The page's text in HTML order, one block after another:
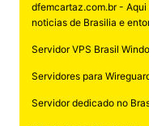
dfemcartaz.com.br -
noticias de Brasilia e
Servidor VPS Brasil
Servidores para
Servidor dedicado no